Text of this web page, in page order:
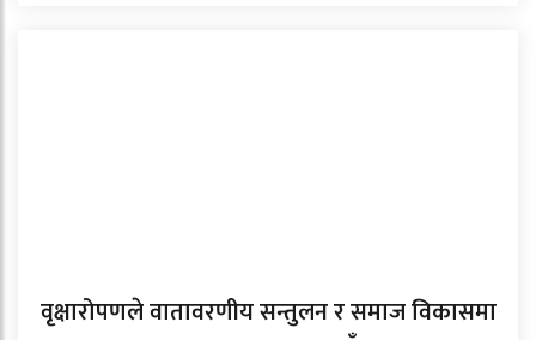
वृक्षारोपणले वातावरणीय सन्तुलन र समाज विकासमा